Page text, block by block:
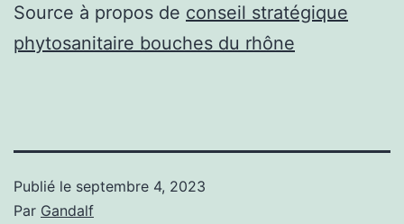
Source à propos de conseil stratégique
phytosanitaire bouches du rhône
Publié le septembre 4, 2023
Par Gandalf